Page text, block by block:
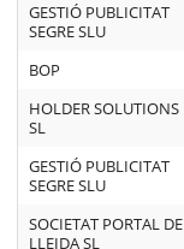
GESTIÓ PUBLICITAT
SEGRE SLU
BOP
HOLDER SOLUTIONS
SL
GESTIÓ PUBLICITAT
SEGRE SLU
SOCIETAT PORTAL DE
LLEIDA SL